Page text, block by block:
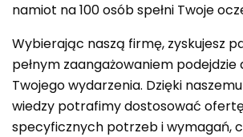
namiot na 100 osób spełni Twoje
Wybierając naszą firmę, zyskujesz
pełnym zaangażowaniem podejdzie
Twojego wydarzenia. Dzięki
wiedzy potrafimy dostosować
specyficznych potrzeb i wymagań,